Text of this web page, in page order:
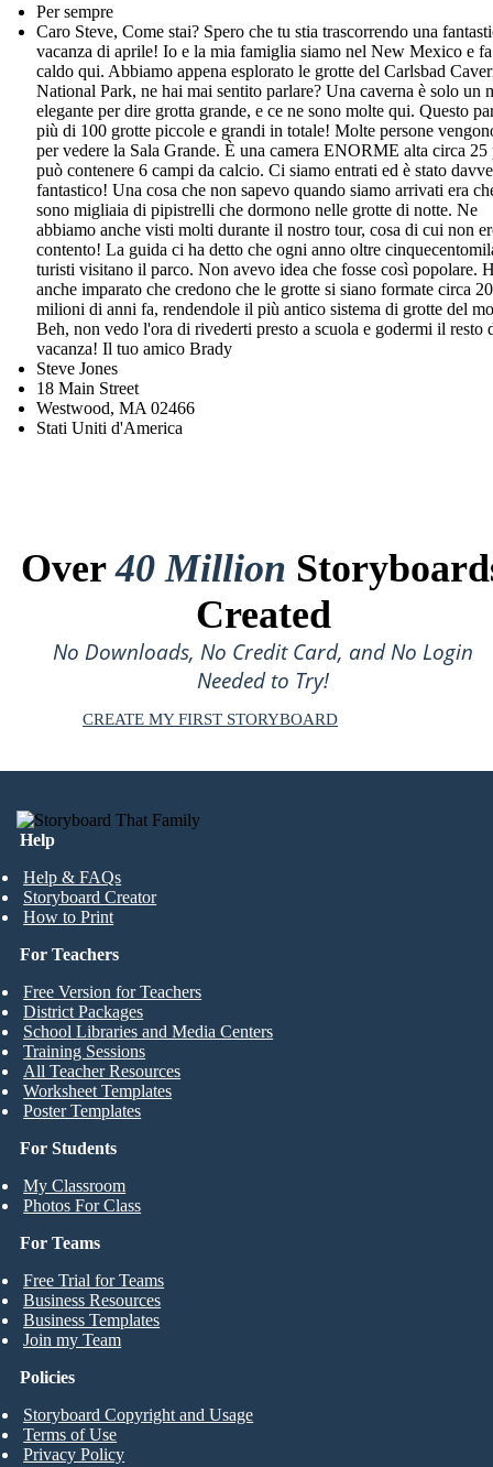
Per sempre
Caro Steve, Come stai? Spero che tu stia trascorrendo una
vacanza di aprile! Io e la mia famiglia siamo nel New Mexico e
caldo qui. Abbiamo appena esplorato le grotte del Carlsbad
National Park, ne hai mai sentito parlare? Una caverna è solo un
elegante per dire grotta grande, e ce ne sono molte qui. Questo
più di 100 grotte piccole e grandi in totale! Molte persone
per vedere la Sala Grande. È una camera ENORME alta circa 25
può contenere 6 campi da calcio. Ci siamo entrati ed è stato
fantastico! Una cosa che non sapevo quando siamo arrivati era
sono migliaia di pipistrelli che dormono nelle grotte di notte. Ne
abbiamo anche visti molti durante il nostro tour, cosa di cui non
contento! La guida ci ha detto che ogni anno oltre
turisti visitano il parco. Non avevo idea che fosse così popolare.
anche imparato che credono che le grotte si siano formate circa 20
milioni di anni fa, rendendole il più antico sistema di grotte del
Beh, non vedo l'ora di rivederti presto a scuola e godermi il resto
vacanza! Il tuo amico Brady
Steve Jones
18 Main Street
Westwood, MA 02466
Stati Uniti d'America
Over40 Million
Created
No Downloads, No Credit Card, and No Login
Needed to Try!
CREATE MY FIRST STORYBOARD
Help
Help & FAQs
Storyboard Creator
How to Print
For Students
My Classroom
Photos For Class
For Teachers
Free Version for Teachers
District Packages
School Libraries and Media Centers
Training Sessions
All Teacher Resources
Worksheet Templates
Poster Templates
For Teams
Free Trial for Teams
Business Resources
Business Templates
Join my Team
Policies
Storyboard Copyright and Usage
Terms of Use
Privacy Policy